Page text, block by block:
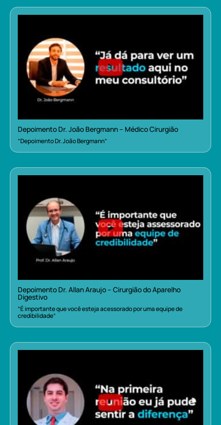
Depoimento Dr. João Bergmann – Médico Cirurgião
“Depoimento Dr. João Bergmann”
Depoimento Dr. Allan Araujo – Cirurgião do Aparelho
Digestivo
“É importante que você esteja acessorado por uma equipe de
credibilidade”